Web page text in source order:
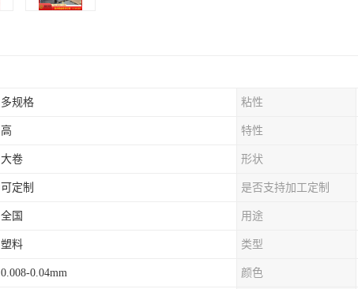
多规格 粘性
高 特性
大卷 形状
可定制 是否支持加工定制
全国 用途
塑料 类型
0.008-0.04mm 颜色